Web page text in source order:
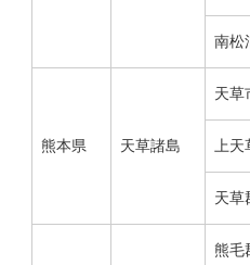
南松
熊本県 天草諸島
天草
上天
天草
熊毛